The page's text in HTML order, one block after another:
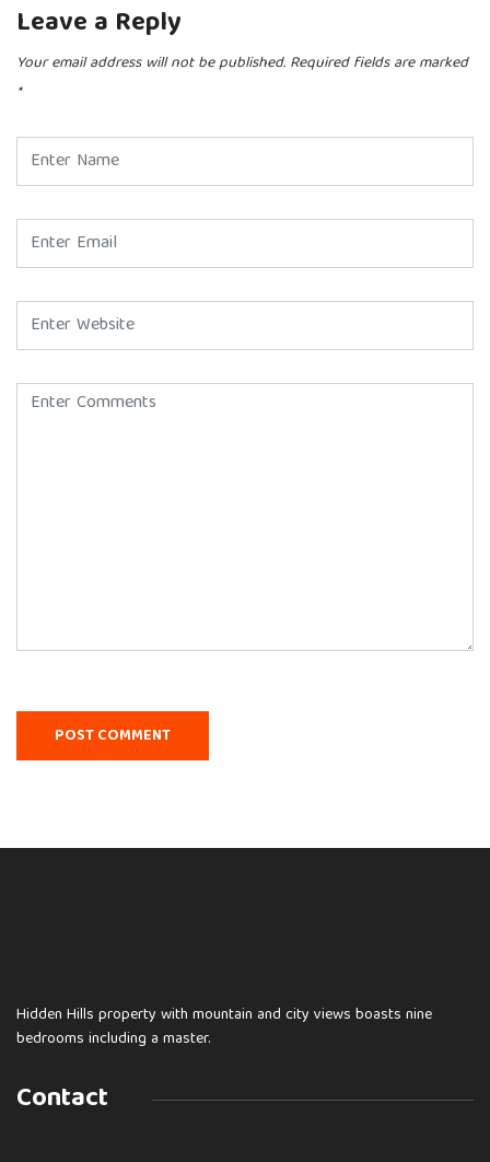
Leave a Reply
Your email address will not be published. Required fields are marked
*
Hidden Hills property with mountain and city views boasts nine
bedrooms including a master.
Contact